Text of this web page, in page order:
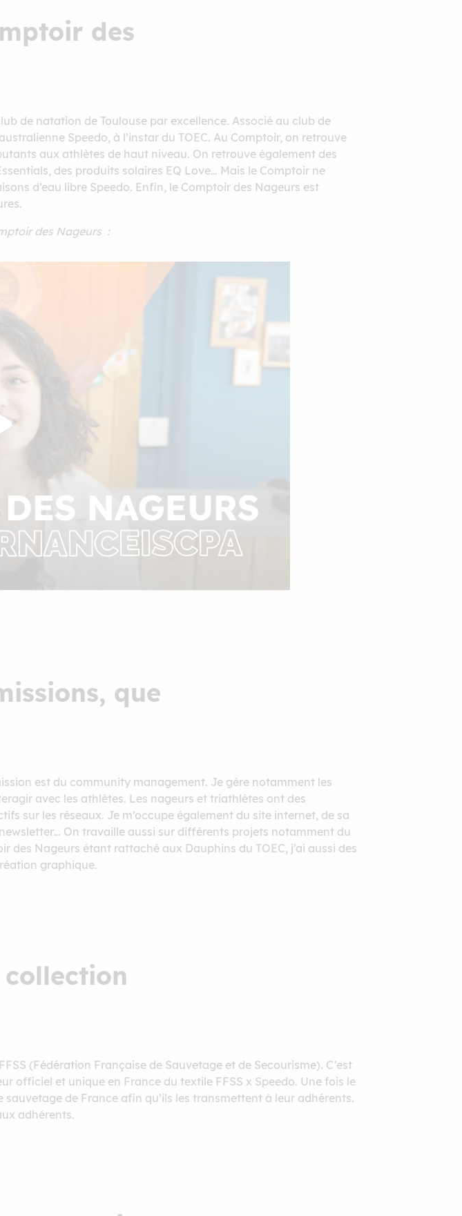
des
de natation de Toulouse par excellence. Associé au club de
Speedo, à l’instar du TOEC. Au Comptoir, on retrouve
aux athlètes de haut niveau. On retrouve également des
des produits solaires EQ Love… Mais le Comptoir ne
d’eau libre Speedo. Enfin, le Comptoir des Nageurs est
des Nageurs :
que
est du community management. Je gère notamment les
avec les athlètes. Les nageurs et triathlètes ont des
sur les réseaux. Je m’occupe également du site internet, de sa
On travaille aussi sur différents projets notamment du
Nageurs étant rattaché aux Dauphins du TOEC, j’ai aussi des
graphique.
(Fédération Française de Sauvetage et de Secourisme). C’est
officiel et unique en France du textile FFSS x Speedo. Une fois le
de France afin qu’ils les transmettent à leur adhérents.
adhérents.